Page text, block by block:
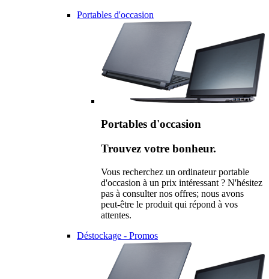
Portables d'occasion
Portables d'occasion
Trouvez votre bonheur.
Vous recherchez un ordinateur portable
d'occasion à un prix intéressant ? N'hésitez
pas à consulter nos offres; nous avons
peut-être le produit qui répond à vos
attentes.
Déstockage - Promos